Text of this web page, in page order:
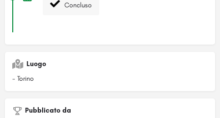
Concluso
Luogo
- Torino
Pubblicato da